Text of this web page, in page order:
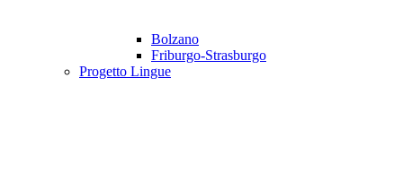
Bolzano
Friburgo-Strasburgo
Progetto Lingue